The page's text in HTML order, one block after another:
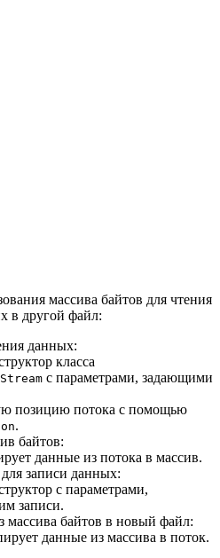
массива байтов для чтения
в другой файл:
данных:
класса
с параметрами, задающими
позицию потока с помощью
.
байтов:
данные из потока в массив.
записи данных:
с параметрами,
записи.
массива байтов в новый файл:
данные из массива в поток.